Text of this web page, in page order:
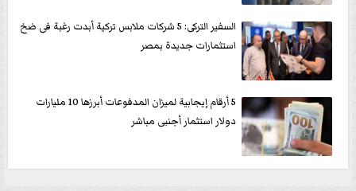
السفير التركى: 5 شركات ملابس تركية أبدت رغبة فى ضخ
استثمارات جديدة بمصر
5 أرقام إيجابية لميزان المدفوعات أبرزها 10 مليارات
دولار استثمار أجنبى مباشر